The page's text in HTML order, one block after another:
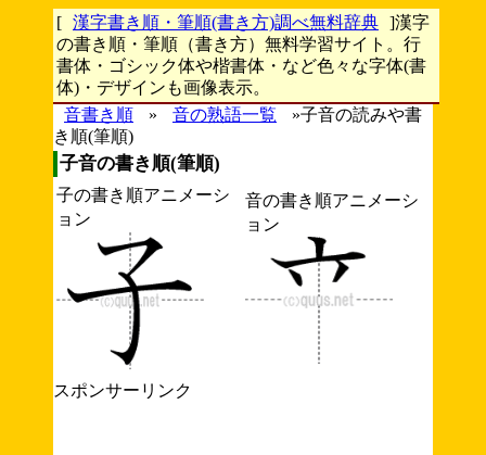
[ 漢字書き順・筆順(書き方)調べ無料辞典 ]漢字
の書き順・筆順（書き方）無料学習サイト。行
書体・ゴシック体や楷書体・など色々な字体(書
体)・デザインも画像表示。
音書き順
» 音の熟語一覧
»子音の読みや書
き順(筆順)
子音の書き順(筆順)
子の書き順アニメーシ
ョン
音の書き順アニメーシ
ョン
スポンサーリンク